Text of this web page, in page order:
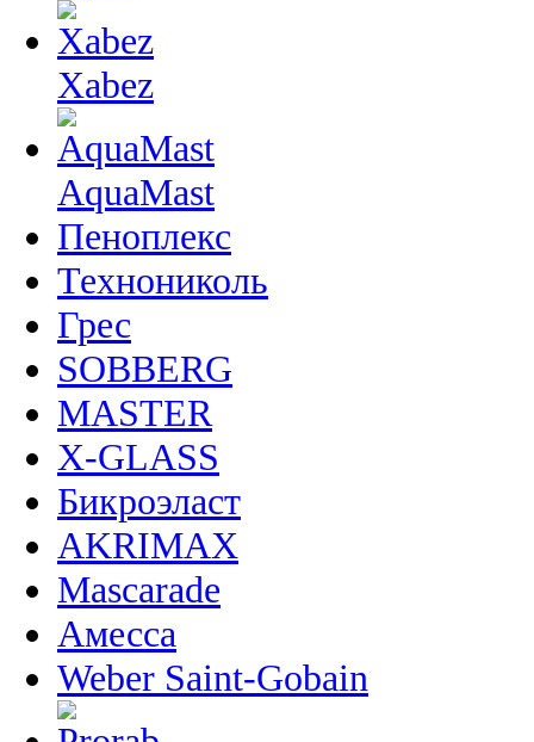
Xabez
AquaMast
Пеноплекс
Технониколь
Грес
SOBBERG
MASTER
X-GLASS
Бикроэласт
AKRIMAX
Mascarade
Амесса
Weber Saint-Gobain